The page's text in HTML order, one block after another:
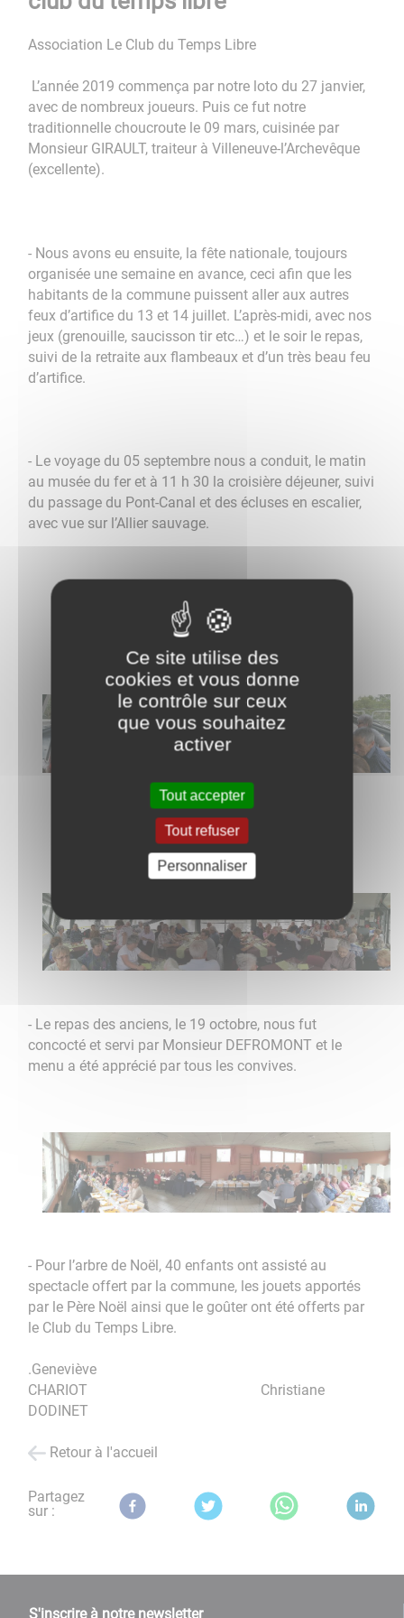
Association Le Club du Temps Libre
L’année 2019 commença par notre loto du 27 janvier,
avec de nombreux joueurs. Puis ce fut notre
traditionnelle choucroute le 09 mars, cuisinée par
Monsieur GIRAULT, traiteur à Villeneuve-l’Archevêque
(excellente).
- Nous avons eu ensuite, la fête nationale, toujours
organisée une semaine en avance, ceci afin que les
habitants de la commune puissent aller aux autres
feux d’artifice du 13 et 14 juillet. L’après-midi, avec nos
jeux (grenouille, saucisson tir etc…) et le soir le repas,
suivi de la retraite aux flambeaux et d’un très beau feu
d’artifice.
- Le voyage du 05 septembre nous a conduit, le matin
au musée du fer et à 11 h 30 la croisière déjeuner, suivi
du passage du Pont-Canal et des écluses en escalier,
avec vue sur l’Allier sauvage.
- Le repas des anciens, le 19 octobre, nous fut
concocté et servi par Monsieur DEFROMONT et le
menu a été apprécié par tous les convives.
- Pour l’arbre de Noël, 40 enfants ont assisté au
spectacle offert par la commune, les jouets apportés
par le Père Noël ainsi que le goûter ont été offerts par
le Club du Temps Libre.
.Geneviève
CHARIOT Christiane
DODINET
Retour à l'accueil
Partagez
sur :
S'inscrire à notre newsletter
Ce site utilise des
cookies et vous donne
le contrôle sur ceux
que vous souhaitez
activer
Tout accepter
Tout refuser
Personnaliser